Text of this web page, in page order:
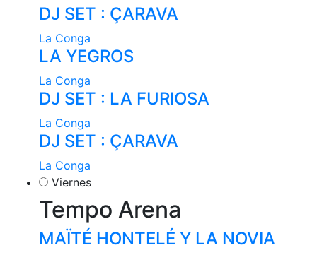
DJ SET : ÇARAVA
La Conga
LA YEGROS
La Conga
DJ SET : LA FURIOSA
La Conga
DJ SET : ÇARAVA
La Conga
Viernes
Tempo Arena
MAÏTÉ HONTELÉ Y LA NOVIA